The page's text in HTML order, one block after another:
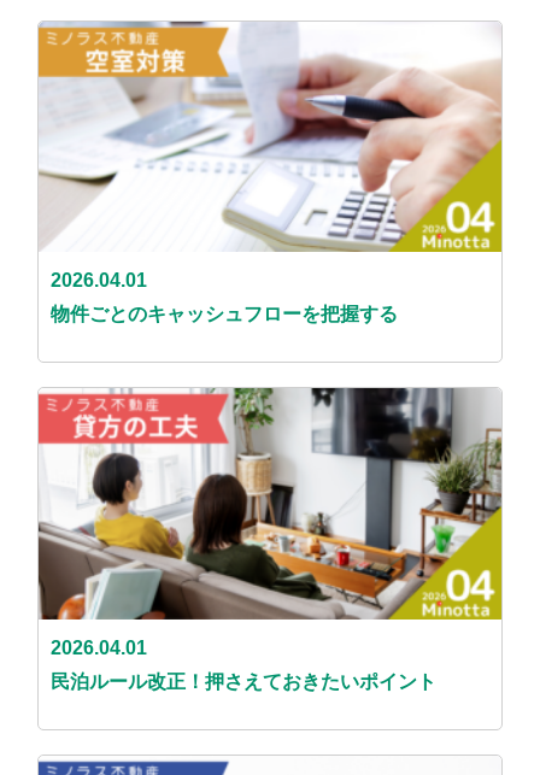
2026.04.01
物件ごとのキャッシュフローを把握する​
2026.04.01
民泊ルール改正！押さえておきたいポイント